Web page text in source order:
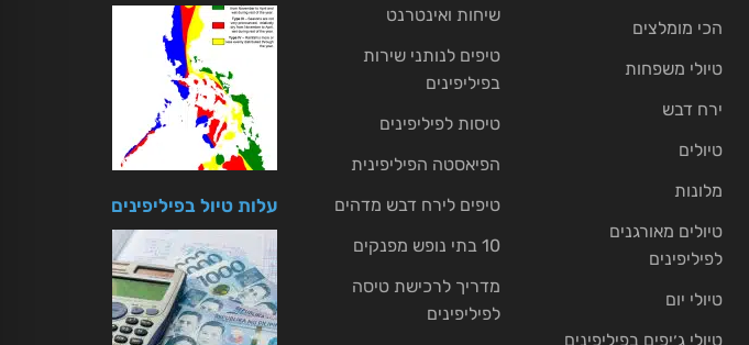
הכי מומלצים
טיולי משפחות
ירח דבש
טיולים
מלונות
טיולים מאורגנים
לפיליפינים
טיולי יום
טיולי ג׳יפים בפיליפינים
שיחות ואינטרנט
טיפים לנותני שירות
בפיליפינים
טיסות לפיליפינים
הפיאסטה הפיליפינית
טיפים לירח דבש מדהים
10 בתי נופש מפנקים
מדריך לרכישת טיסה
לפיליפינים
עלות טיול בפיליפינים